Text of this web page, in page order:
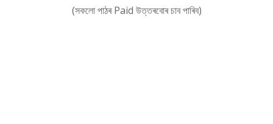
(সকলো পাঠৰ Paid উত্তৰবোৰ চাব পাৰিব)